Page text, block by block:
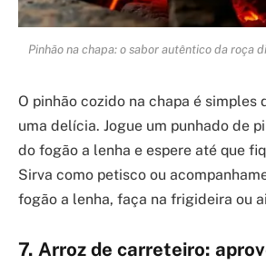
Pinhão na chapa: o sabor autêntico da roça
O pinhão cozido na chapa é simples
uma delícia. Jogue um punhado de
do fogão a lenha e espere até que
Sirva como petisco ou
fogão a lenha, faça na frigideira ou
7. Arroz de carreteiro: